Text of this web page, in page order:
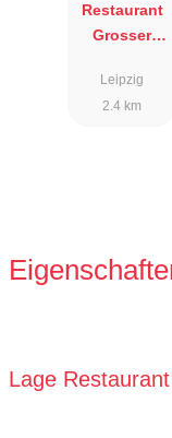
Restaurant
Grosser
Leipzig
2.4 km
Lage Restaurant